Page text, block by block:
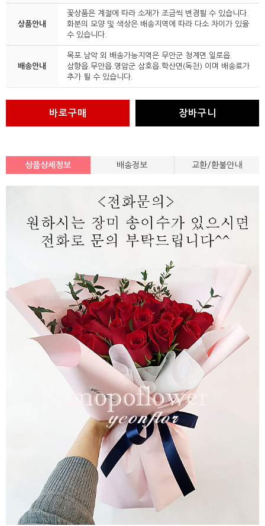
상품안내
꽃상품은 계절에 따라 소재가 조금씩 변경될 수 있습니다.
화분의 모양 및 색상은 배송지역에 따라 다소 차이가 있을
수 있습니다.
배송안내
목포.남악 외 배송가능지역은 무안군 청계면.일로읍.
삼향읍.무안읍.영암군 삼호읍.학산면(독천) 이며 배송료가
추가 될 수 있습니다.
바로구매 장바구니
상품상세정보 배송정보 교환/환불안내